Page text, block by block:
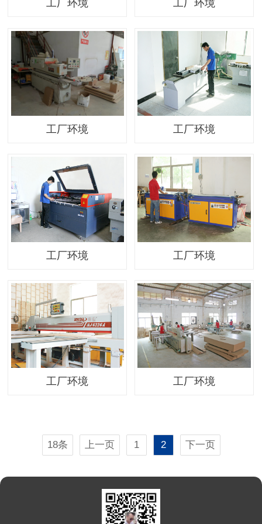
工厂环境 工厂环境
工厂环境 工厂环境
工厂环境 工厂环境
工厂环境 工厂环境
18条 上一页 1 2 下一页